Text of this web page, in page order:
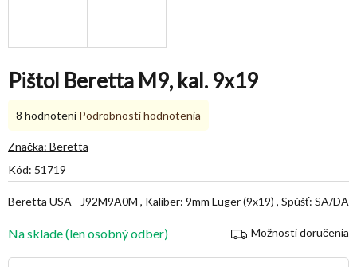
Pištol Beretta M9, kal. 9x19
Kód: 51719
Na sklade (len osobný odber) Možnosti doručenia
Beretta USA - J92M9A0M , Kaliber: 9mm Luger (9x19) , Spúšť: SA/DA
Priemerné
produktu
5,0
5
8 hodnotení Podrobnosti hodnotenia
Značka: Beretta